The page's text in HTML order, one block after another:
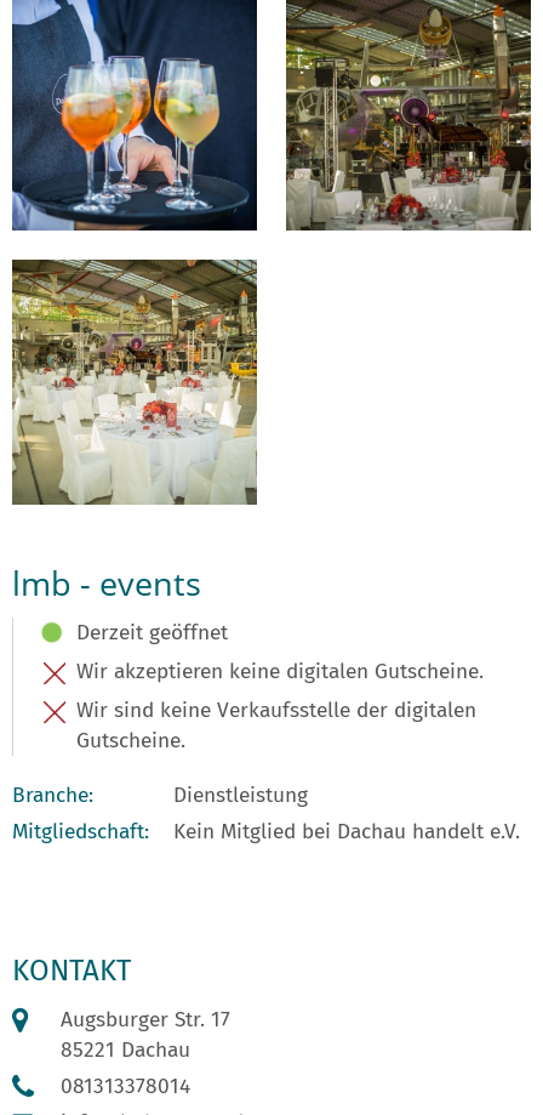
lmb - events
Derzeit geöffnet
Wir akzeptieren keine digitalen Gutscheine.
Wir sind keine Verkaufsstelle der digitalen
Gutscheine.
Branche:
Dienstleistung
Mitgliedschaft:
Kein Mitglied bei Dachau handelt e.V.
KONTAKT
Augsburger Str. 17
85221 Dachau
081313378014